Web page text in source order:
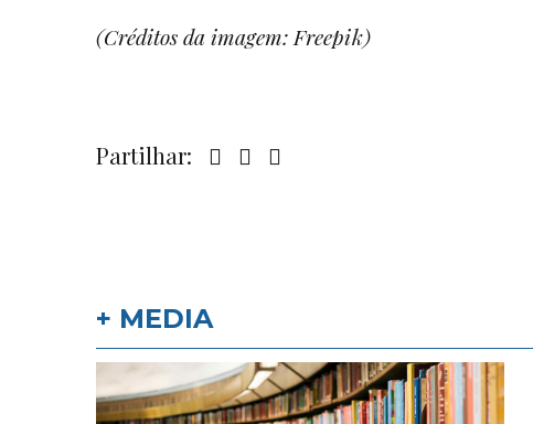
(Créditos da imagem: Freepik)
Partilhar:
+ MEDIA